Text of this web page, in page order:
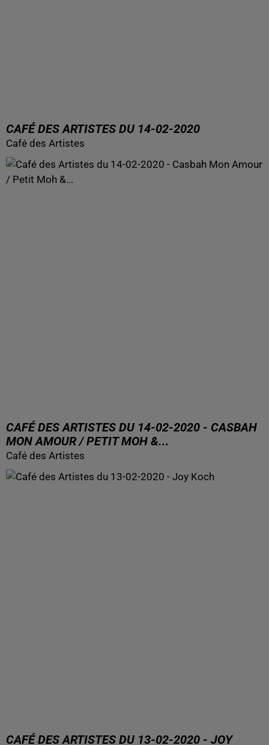
CAFÉ DES ARTISTES DU 14-02-2020
Café des Artistes
CAFÉ DES ARTISTES DU 14-02-2020 - CASBAH
MON AMOUR / PETIT MOH &...
Café des Artistes
CAFÉ DES ARTISTES DU 13-02-2020 - JOY